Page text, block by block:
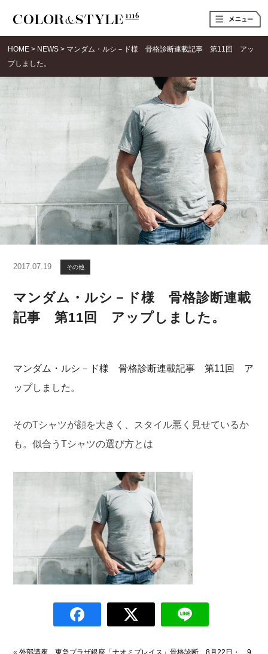
t
o
a
g
HOME > NEWS > マンダム・ルシ－ド様 骨格診断連載記事 第11回 アッ
プしました。
2017.07.19 その他
マンダム・ルシ－ド様 骨格診断連載
記事 第11回 アップしました。
マンダム・ルシ－ド様 骨格診断連載記事 第11回 ア
ップしました。
そのTシャツが顔を大きく、スタイル悪く見せているか
も。似合うTシャツの選び方とは
«外部講座 東急プラザ銀座「ナオミプレイス」骨格診断 8月22日・ 9